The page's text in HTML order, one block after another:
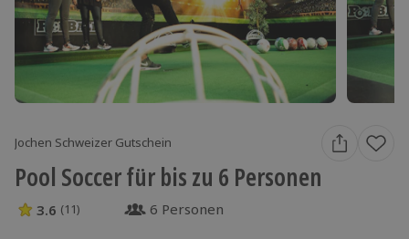
Jochen Schweizer Gutschein
Pool Soccer für bis zu 6 Personen
3.6 Sterne von 5 aus 11 Bewertungen
3.6 (11) 6 Personen